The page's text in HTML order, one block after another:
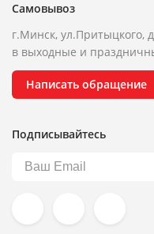
Самовывоз
г.Минск, ул.Притыцкого,
в выходные и
Написать обращение
Подписывайтесь